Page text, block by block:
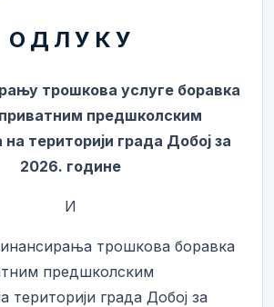
О Д Л У К У
трошкова услуге боравка
предшколским
територији града Добој за
2026. године
И
трошкова боравка
предшколским
територији града Добој за